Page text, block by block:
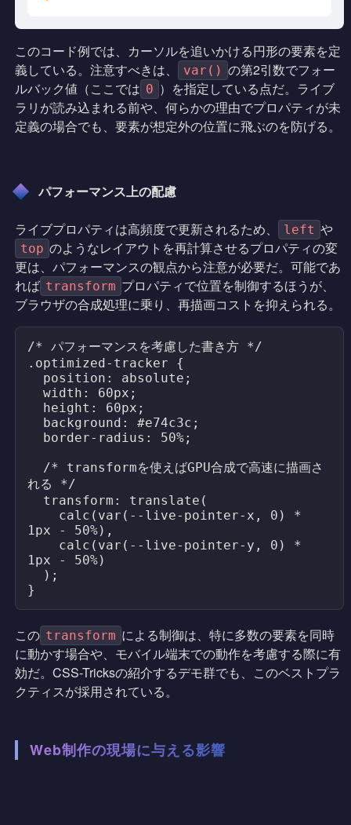
このコード例では、カーソルを追いかける円形の要素を定
義している。注意すべきは、
var() の第2引数でフォー
ルバック値（ここでは 0 ）を指定している点だ。ライブ
ラリが読み込まれる前や、何らかの理由でプロパティが未
定義の場合でも、要素が想定外の位置に飛ぶのを防げる。
パフォーマンス上の配慮
ライブプロパティは高頻度で更新されるため、 left や
top のようなレイアウトを再計算させるプロパティの変
更は、パフォーマンスの観点から注意が必要だ。可能であ
れば transform プロパティで位置を制御するほうが、
ブラウザの合成処理に乗り、再描画コストを抑えられる。
/* パフォーマンスを考慮した書き方 */
.optimized-tracker {
れる */
1px - 50%),
1px - 50%)
}
この transform による制御は、特に多数の要素を同時
に動かす場合や、モバイル端末での動作を考慮する際に有
効だ。CSS-Tricksの紹介するデモ群でも、このベストプラ
クティスが採用されている。
Web制作の現場に与える影響